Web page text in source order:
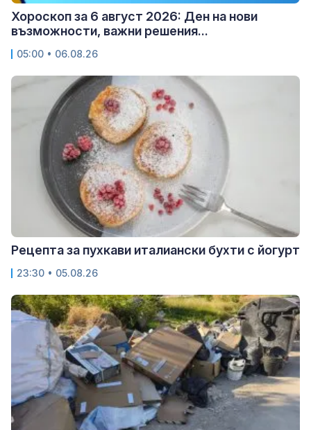
Хороскоп за 6 август 2026: Ден на нови
възможности, важни решения...
05:00 • 06.08.26
Рецепта за пухкави италиански бухти с йогурт
23:30 • 05.08.26